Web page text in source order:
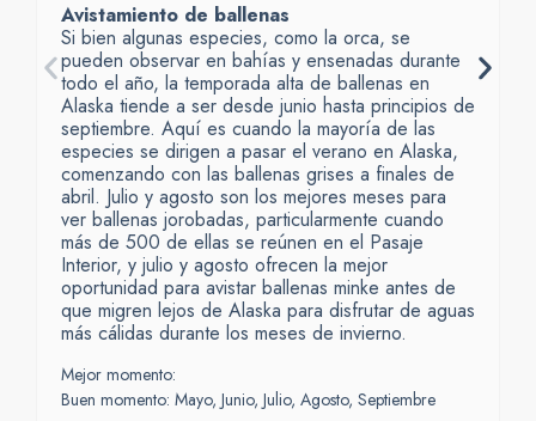
Avistamiento de ballenas
Si bien algunas especies, como la orca, se
pueden observar en bahías y ensenadas durante
todo el año, la temporada alta de ballenas en
Alaska tiende a ser desde junio hasta principios de
septiembre. Aquí es cuando la mayoría de las
especies se dirigen a pasar el verano en Alaska,
comenzando con las ballenas grises a finales de
abril. Julio y agosto son los mejores meses para
ver ballenas jorobadas, particularmente cuando
más de 500 de ellas se reúnen en el Pasaje
Interior, y julio y agosto ofrecen la mejor
oportunidad para avistar ballenas minke antes de
que migren lejos de Alaska para disfrutar de aguas
más cálidas durante los meses de invierno.
Mejor momento:
Buen momento: Mayo, Junio, Julio, Agosto, Septiembre